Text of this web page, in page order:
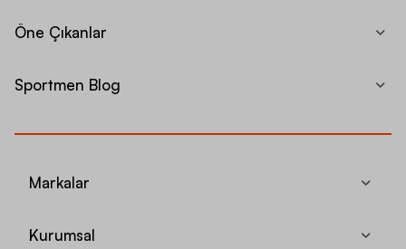
Öne Çıkanlar
Sportmen Blog
Markalar
Kurumsal